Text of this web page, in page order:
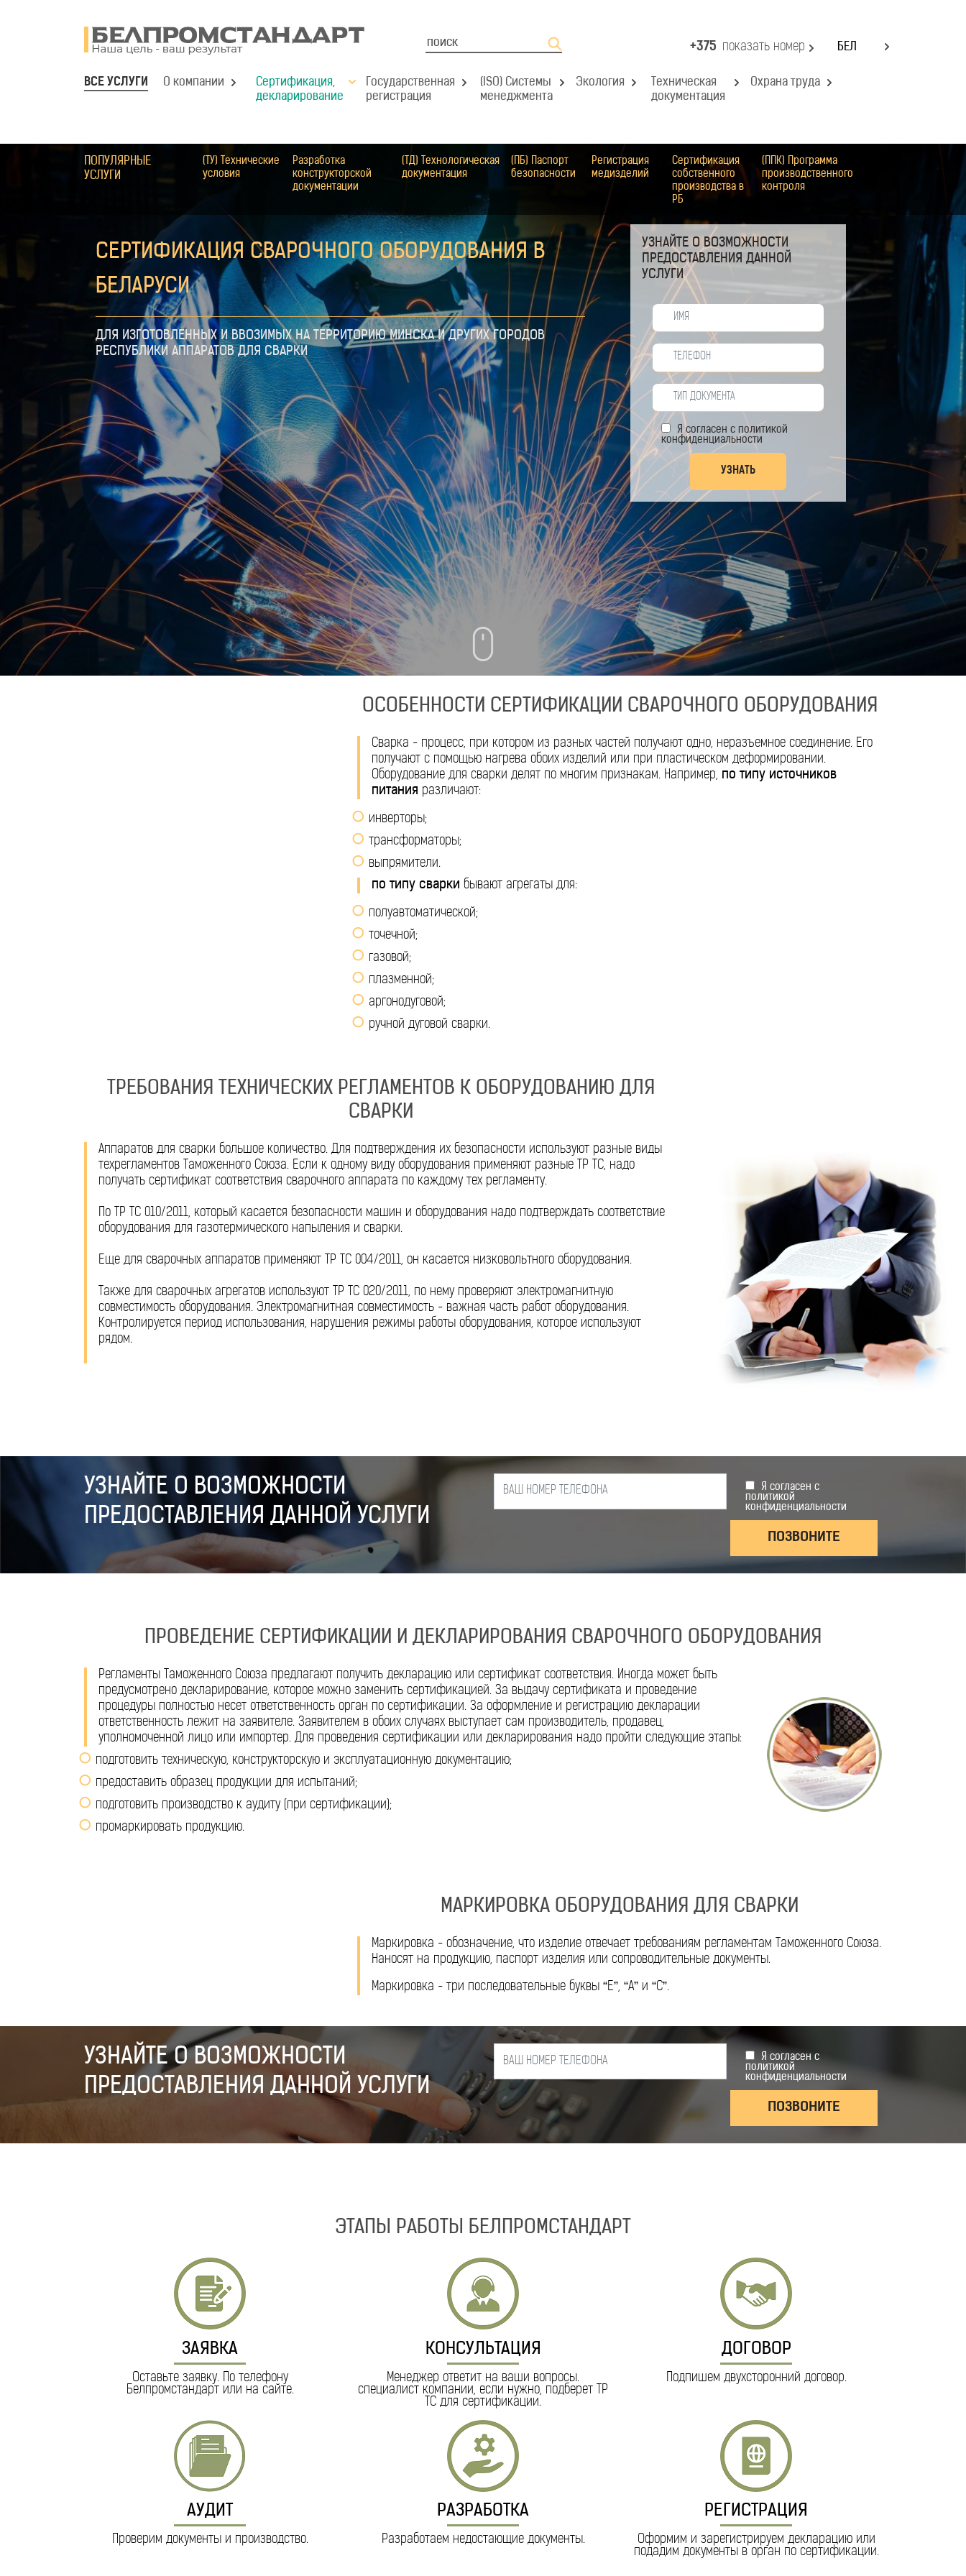
+375 показать номер БЕЛ
ВСЕ УСЛУГИ О компании
Сертификация,
декларирование
Государственная
регистрация
(ISO) Системы
менеджмента
Экология
Техническая
документация
Охрана труда
СЕРТИФИКАЦИЯ СВАРОЧНОГО ОБОРУДОВАНИЯ В
БЕЛАРУСИ
ДЛЯ ИЗГОТОВЛЕННЫХ И ВВОЗИМЫХ НА ТЕРРИТОРИЮ МИНСКА И ДРУГИХ ГОРОДОВ
РЕСПУБЛИКИ АППАРАТОВ ДЛЯ СВАРКИ
УЗНАЙТЕ О ВОЗМОЖНОСТИ
ПРЕДОСТАВЛЕНИЯ ДАННОЙ
УСЛУГИ
Я согласен с политикой
конфиденциальности
УЗНАТЬ
ПОПУЛЯРНЫЕ
УСЛУГИ
(ТУ) Технические
условия
Разработка
конструкторской
документации
(ТД) Технологическая
документация
(ПБ) Паспорт
безопасности
Регистрация
медизделий
Сертификация
собственного
производства в
РБ
(ППК) Программа
производственного
контроля
ОСОБЕННОСТИ СЕРТИФИКАЦИИ СВАРОЧНОГО ОБОРУДОВАНИЯ
Сварка - процесс, при котором из разных частей получают одно, неразъемное соединение. Его
получают с помощью нагрева обоих изделий или при пластическом деформировании.
Оборудование для сварки делят по многим признакам. Например, по типу источников
питания различают:
инверторы;
трансформаторы;
выпрямители.
по типу сварки бывают агрегаты для:
полуавтоматической;
точечной;
газовой;
плазменной;
аргонодуговой;
ручной дуговой сварки.
ТРЕБОВАНИЯ ТЕХНИЧЕСКИХ РЕГЛАМЕНТОВ К ОБОРУДОВАНИЮ ДЛЯ
СВАРКИ
Аппаратов для сварки большое количество. Для подтверждения их безопасности используют разные виды
техрегламентов Таможенного Союза. Если к одному виду оборудования применяют разные ТР ТС, надо
получать сертификат соответствия сварочного аппарата по каждому тех регламенту.
По ТР ТС 010/2011, который касается безопасности машин и оборудования надо подтверждать соответствие
оборудования для газотермического напыления и сварки.
Еще для сварочных аппаратов применяют ТР ТС 004/2011, он касается низковольтного оборудования.
Также для сварочных агрегатов используют ТР ТС 020/2011, по нему проверяют электромагнитную
совместимость оборудования. Электромагнитная совместимость - важная часть работ оборудования.
Контролируется период использования, нарушения режимы работы оборудования, которое используют
рядом.
УЗНАЙТЕ О ВОЗМОЖНОСТИ
ПРЕДОСТАВЛЕНИЯ ДАННОЙ УСЛУГИ
Я согласен с
политикой
конфиденциальности
ПОЗВОНИТЕ
ПРОВЕДЕНИЕ СЕРТИФИКАЦИИ И ДЕКЛАРИРОВАНИЯ СВАРОЧНОГО ОБОРУДОВАНИЯ
Регламенты Таможенного Союза предлагают получить декларацию или сертификат соответствия. Иногда может быть
предусмотрено декларирование, которое можно заменить сертификацией. За выдачу сертификата и проведение
процедуры полностью несет ответственность орган по сертификации. За оформление и регистрацию декларации
ответственность лежит на заявителе. Заявителем в обоих случаях выступает сам производитель, продавец,
уполномоченной лицо или импортер. Для проведения сертификации или декларирования надо пройти следующие этапы:
подготовить техническую, конструкторскую и эксплуатационную документацию;
предоставить образец продукции для испытаний;
подготовить производство к аудиту (при сертификации);
промаркировать продукцию.
МАРКИРОВКА ОБОРУДОВАНИЯ ДЛЯ СВАРКИ
Маркировка - обозначение, что изделие отвечает требованиям регламентам Таможенного Союза.
Наносят на продукцию, паспорт изделия или сопроводительные документы.
Маркировка - три последовательные буквы “Е”, “А” и “С”.
УЗНАЙТЕ О ВОЗМОЖНОСТИ
ПРЕДОСТАВЛЕНИЯ ДАННОЙ УСЛУГИ
Я согласен с
политикой
конфиденциальности
ПОЗВОНИТЕ
ЭТАПЫ РАБОТЫ БЕЛПРОМСТАНДАРТ
ЗАЯВКА
Оставьте заявку. По телефону
Белпромстандарт или на сайте.
КОНСУЛЬТАЦИЯ
Менеджер ответит на ваши вопросы.
специалист компании, если нужно, подберет ТР
ТС для сертификации.
ДОГОВОР
Подпишем двухсторонний договор.
АУДИТ
Проверим документы и производство.
РАЗРАБОТКА
Разработаем недостающие документы.
РЕГИСТРАЦИЯ
Оформим и зарегистрируем декларацию или
подадим документы в орган по сертификации.